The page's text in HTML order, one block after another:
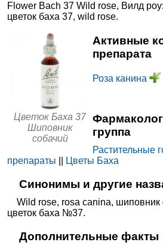
Flower Bach 37 Wild rose, Вилд
цветок баха 37,wild rose.
Цветок Баха 37
Шиповник
собачий
Активные
препарата
Роза канина
группа
Растительные
препараты
Цветы Баха
Синонимы и другие
Wild rose, rosa сanina, шиповник
цветок баха №37.
Дополнительные факты